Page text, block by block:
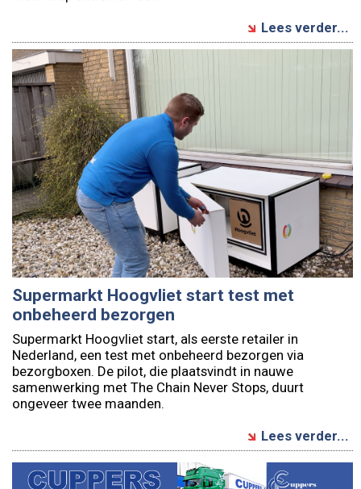
Lees verder...
Supermarkt Hoogvliet start test met
onbeheerd bezorgen
Supermarkt Hoogvliet start, als eerste retailer in
Nederland, een test met onbeheerd bezorgen via
bezorgboxen. De pilot, die plaatsvindt in nauwe
samenwerking met The Chain Never Stops, duurt
ongeveer twee maanden.
Lees verder...